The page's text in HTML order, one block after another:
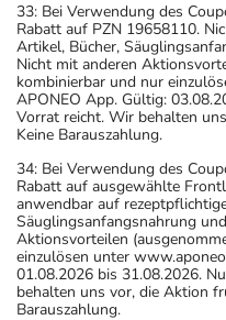
33: Bei Verwendung des
Rabatt auf PZN 19658110.
Artikel, Bücher,
Nicht mit anderen
kombinierbar und nur
APONEO App. Gültig:
Vorrat reicht. Wir behalten
Keine Barauszahlung.
34: Bei Verwendung des
Rabatt auf ausgewählte
anwendbar auf
Säuglingsanfangsnahrung
Aktionsvorteilen
einzulösen unter
01.08.2026 bis 31.08.2026.
behalten uns vor, die Aktion
Barauszahlung.